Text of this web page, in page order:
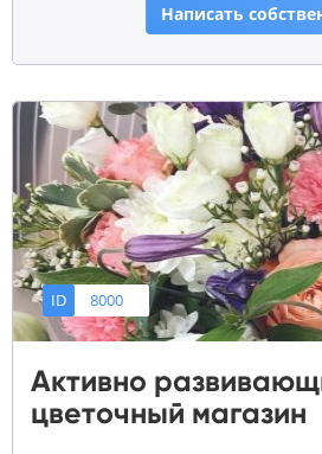
Написать
ID 8000
Активно
цветочный магазин